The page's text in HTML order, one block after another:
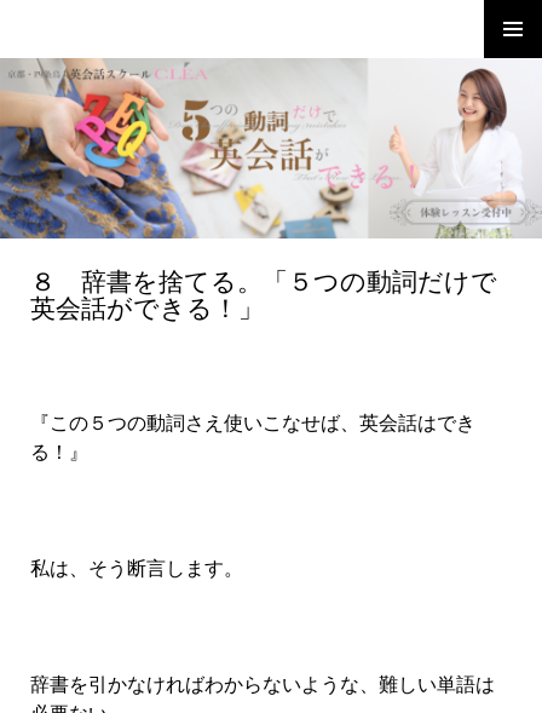
たった５つの英語動詞で英会話が楽し
める！EJC
８ 辞書を捨てる。「５つの動詞だけで
英会話ができる！」
『この５つの動詞さえ使いこなせば、英会話はでき
る！』
私は、そう断言します。
辞書を引かなければわからないような、難しい単語は